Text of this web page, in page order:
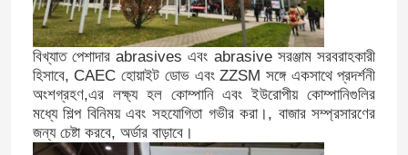
বিখ্যাত পেশাদার abrasives এবং abrasive সরঞ্জাম সরবরাহকারী
হিসাবে, CAEC হোয়াইট ডোভ এবং ZZSM সঙ্গে একসাথে প্রদর্শনী
অংশগ্রহণ,এর লক্ষ্য হল কোম্পানি এবং ইউরোপীয় কোম্পানিগুলির
মধ্যে শিল্প বিনিময় এবং সহযোগিতা গভীর করা।, বাজার সম্প্রসারণের
জন্য চেষ্টা করবে, অর্ডার বাড়াবে।